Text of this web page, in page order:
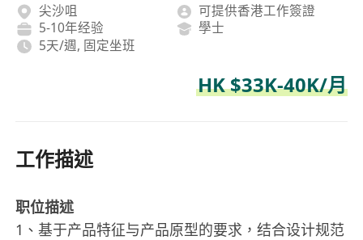
尖沙咀
可提供香港工作簽證
5-10年经验
學士
5天/週, 固定坐班
HK $33K-40K/月
工作描述
职位描述
1、基于产品特征与产品原型的要求，结合设计规范